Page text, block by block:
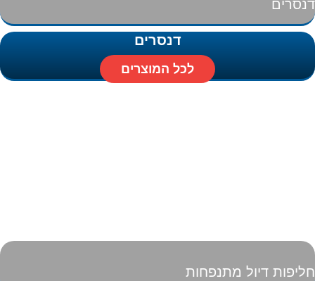
דנסרים
דנסרים
לכל המוצרים
חליפות דיול מתנפחות